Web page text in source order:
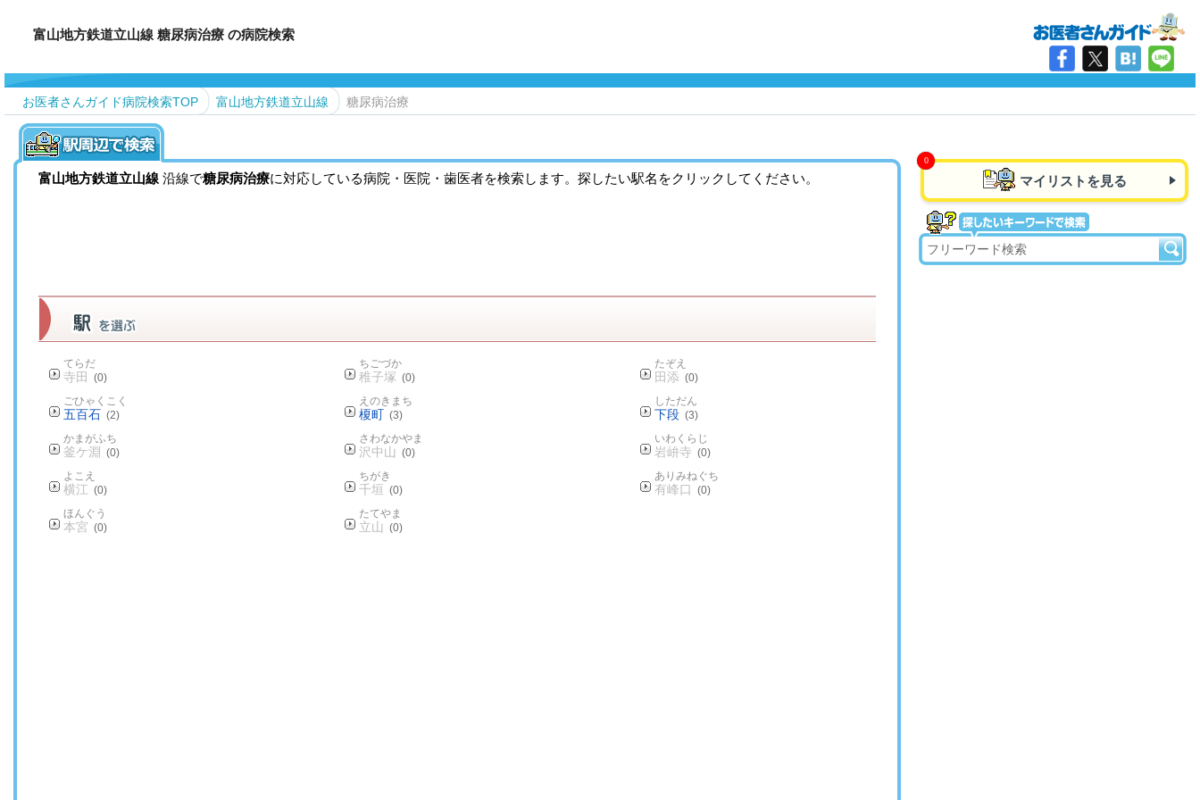
富山地方鉄道立山線 糖尿病治療 の病院検索
お医者さんガイド病院検索TOP 富山地方鉄道立山線 糖尿病治療
富山地方鉄道立山線 沿線で糖尿病治療に対応している病院・医院・歯医者を検索します。探したい駅名をクリックしてください。
てらだ
寺田 (0)
ちごづか
稚子塚 (0)
たぞえ
田添 (0)
ごひゃくこく
五百石 (2)
えのきまち
榎町 (3)
しただん
下段 (3)
かまがふち
釜ケ淵 (0)
さわなかやま
沢中山 (0)
いわくらじ
岩峅寺 (0)
よこえ
横江 (0)
ちがき
千垣 (0)
ありみねぐち
有峰口 (0)
ほんぐう
本宮 (0)
たてやま
立山 (0)
マイリストを見る